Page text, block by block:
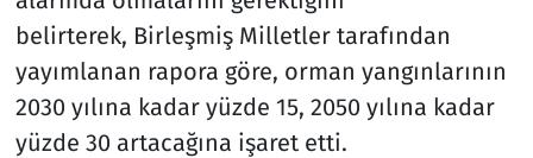
belirterek, Birleşmiş Milletler tarafından
yayımlanan rapora göre, orman yangınlarının
2030 yılına kadar yüzde 15, 2050 yılına kadar
yüzde 30 artacağına işaret etti.